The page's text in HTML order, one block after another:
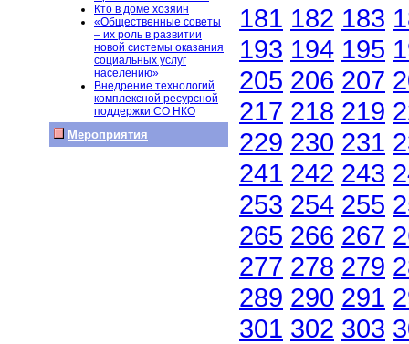
Кто в доме хозяин
«Общественные советы
– их роль в развитии
новой системы оказания
социальных услуг
населению»
Внедрение технологий
комплексной ресурсной
поддержки СО НКО
Мероприятия
181 182 183
193 194 195
205 206 207
217 218 219
229 230 231
241 242 243
253 254 255
265 266 267
277 278 279
289 290 291
301 302 303